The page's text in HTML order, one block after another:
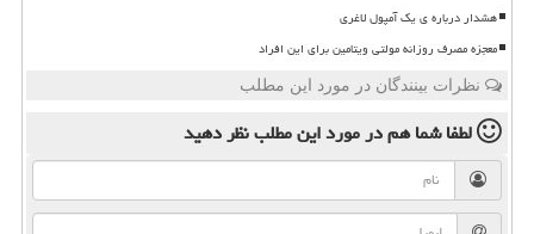
هشدار درباره ی یک آمپول لاغری
معجزه مصرف روزانه مولتی ویتامین برای این افراد
نظرات بینندگان در مورد این مطلب
لطفا شما همدر مورد این مطلبنظر دهید